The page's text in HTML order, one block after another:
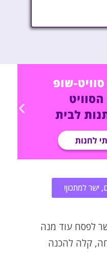
ישר למתכון!
לפסח עוד מנה
קלה להכנה